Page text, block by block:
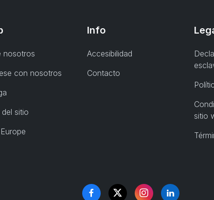
nosotros
con nosotros
del sitio
Info
Accesibilidad
Contacto
sitio